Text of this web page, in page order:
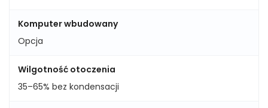
Komputer wbudowany
Opcja
Wilgotność otoczenia
35–65% bez kondensacji